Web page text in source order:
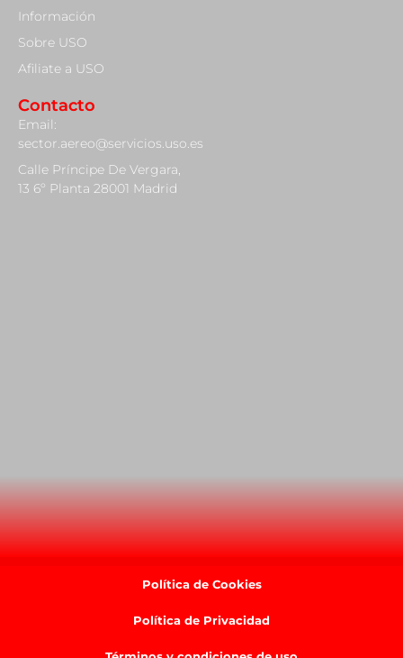
Información
Sobre USO
Afiliate a USO
Contacto
Email:
sector.aereo@servicios.uso.es
Calle Príncipe De Vergara,
13 6º Planta 28001 Madrid
Política de Cookies
Política de Privacidad